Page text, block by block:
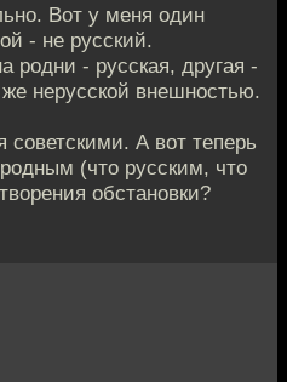
Вот у меня один
- не русский.
родни - русская, другая -
же нерусской внешностью.
А вот теперь
(что русским, что
обстановки?